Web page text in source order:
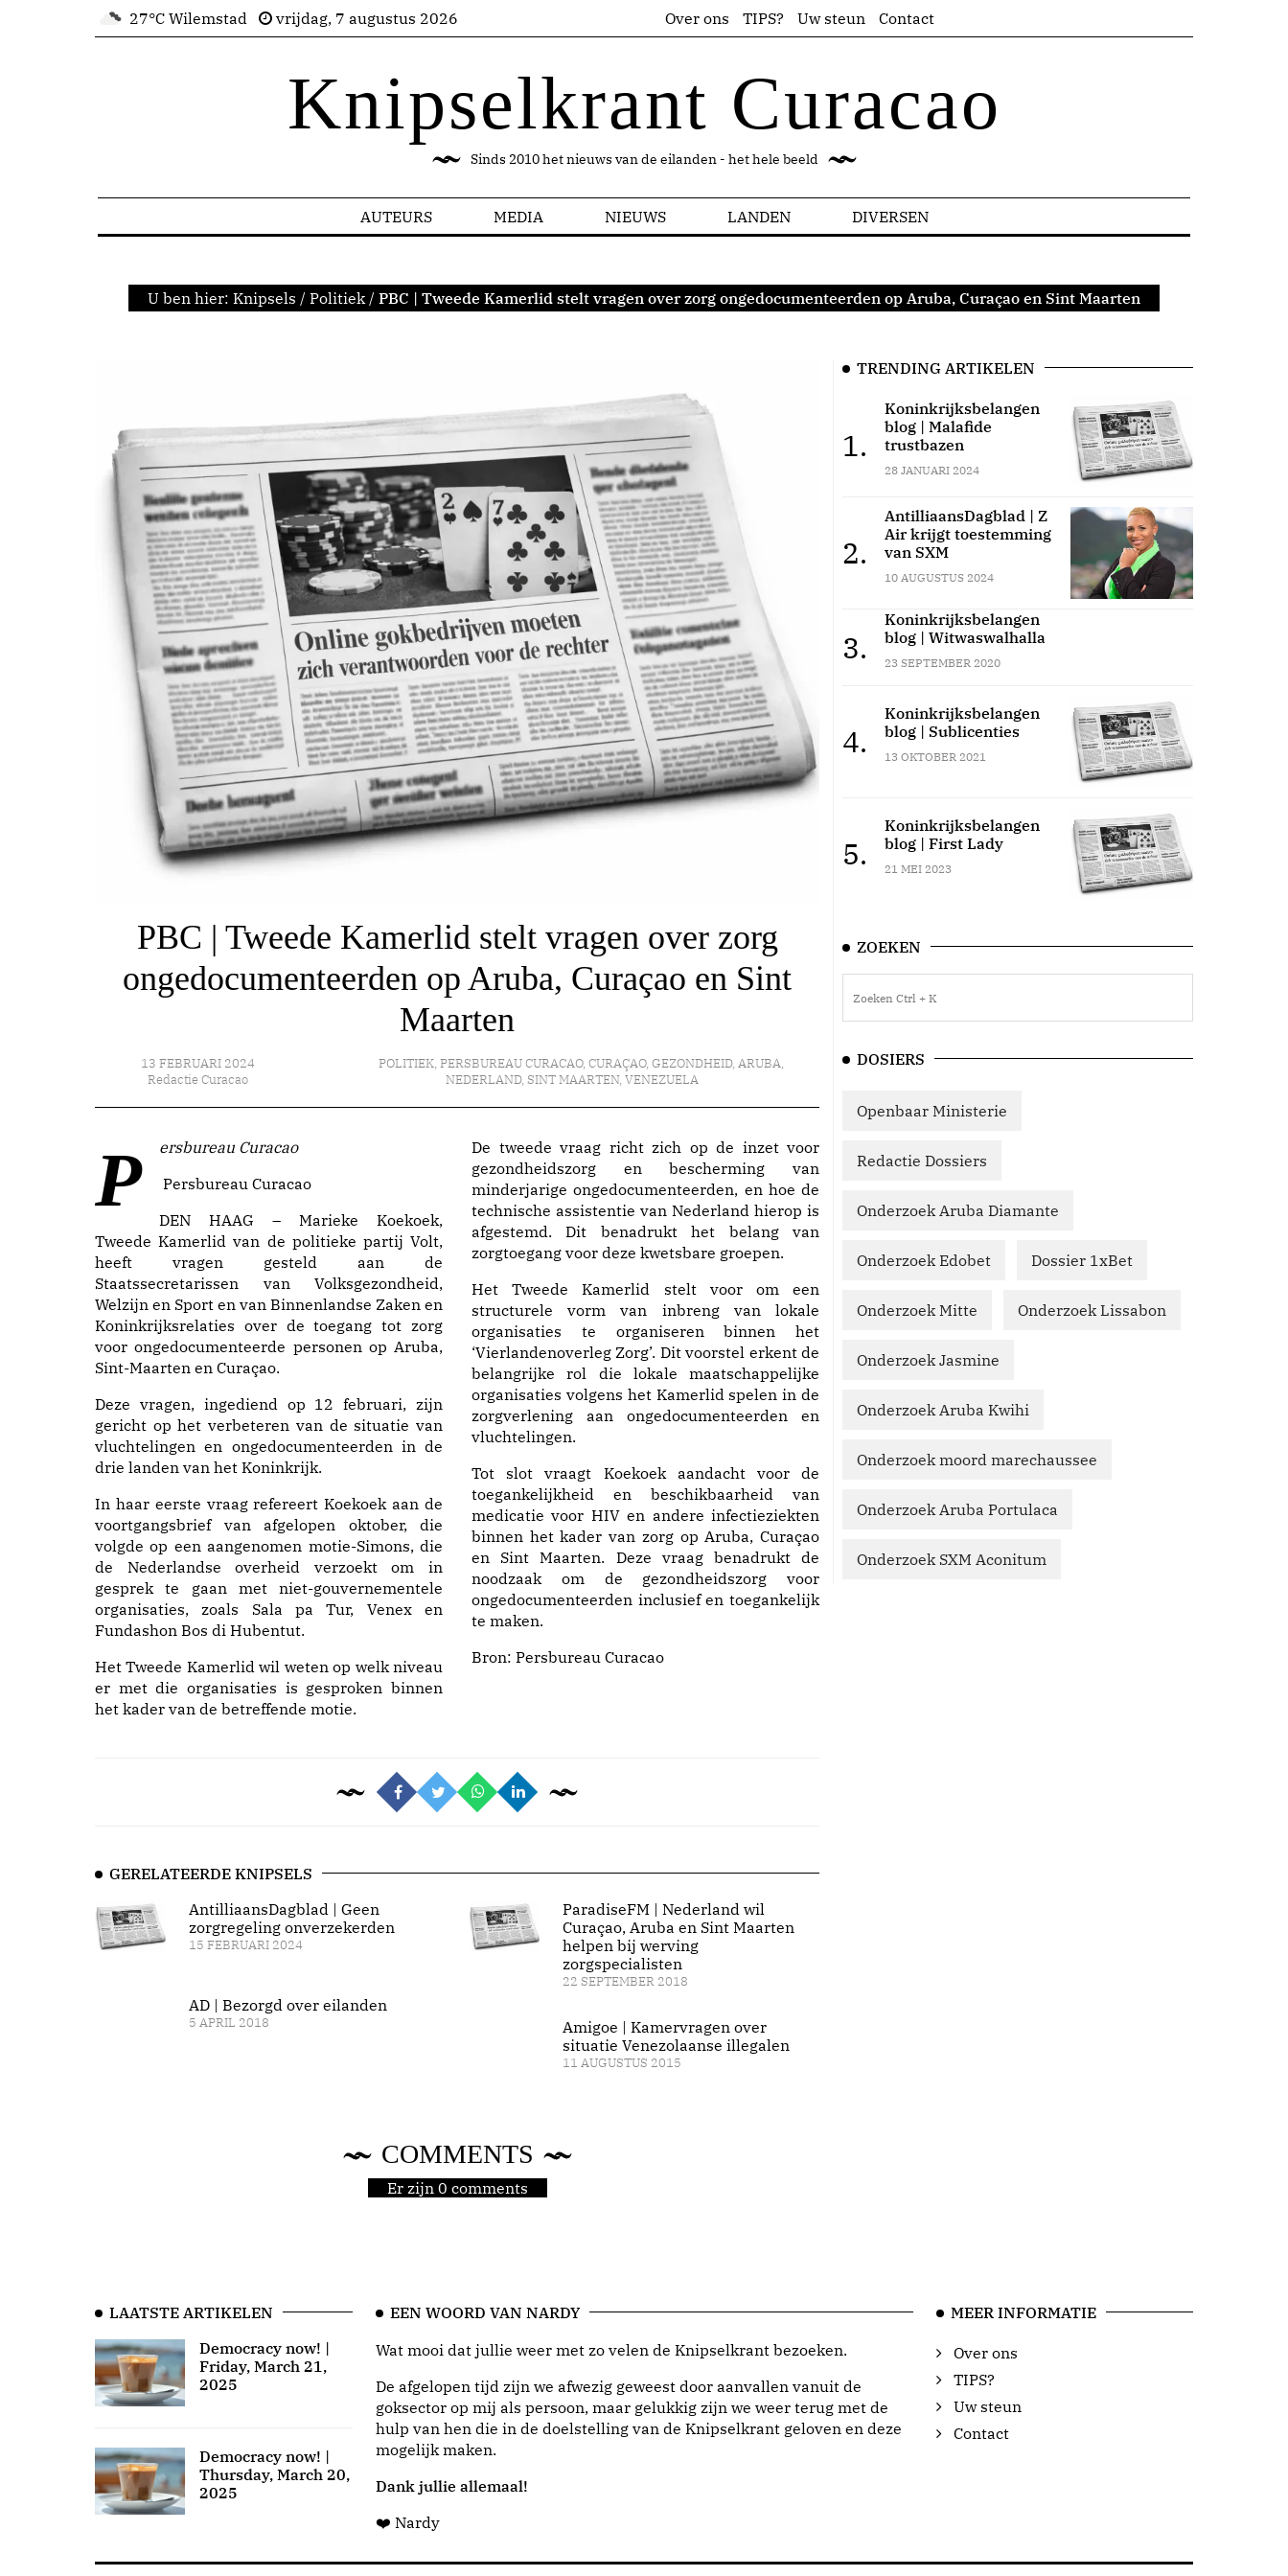
27°C Wilemstad vrijdag, 7 augustus 2026 Over ons TIPS? Uw steun Contact
Knipselkrant Curacao
Sinds 2010 het nieuws van de eilanden - het hele beeld
AUTEURS MEDIA NIEUWS LANDEN DIVERSEN
U ben hier: Knipsels / Politiek / PBC | Tweede Kamerlid stelt vragen over zorg ongedocumenteerden op Aruba, Curaçao en Sint Maarten
PBC | Tweede Kamerlid stelt vragen over zorg
ongedocumenteerden op Aruba, Curaçao en Sint
Maarten
13 FEBRUARI 2024
Redactie Curacao
POLITIEK,PERSBUREAU CURACAO,CURAÇAO,GEZONDHEID,ARUBA,
NEDERLAND, SINT MAARTEN, VENEZUELA
Persbureau Curacao
Persbureau Curacao
DEN HAAG – Marieke Koekoek,
Tweede Kamerlid van de politieke partij Volt,
heeft vragen gesteld aan de
Staatssecretarissen van Volksgezondheid,
Welzijn en Sport en van Binnenlandse Zaken en
Koninkrijksrelaties over de toegang tot zorg
voor ongedocumenteerde personen op Aruba,
Sint-Maarten en Curaçao.
Deze vragen, ingediend op 12 februari, zijn
gericht op het verbeteren van de situatie van
vluchtelingen en ongedocumenteerden in de
drie landen van het Koninkrijk.
In haar eerste vraag refereert Koekoek aan de
voortgangsbrief van afgelopen oktober, die
volgde op een aangenomen motie-Simons, die
de Nederlandse overheid verzoekt om in
gesprek te gaan met niet-gouvernementele
organisaties, zoals Sala pa Tur, Venex en
Fundashon Bos di Hubentut.
Het Tweede Kamerlid wil weten op welk niveau
er met die organisaties is gesproken binnen
het kader van de betreffende motie.
De tweede vraag richt zich op de inzet voor
gezondheidszorg en bescherming van
minderjarige ongedocumenteerden, en hoe de
technische assistentie van Nederland hierop is
afgestemd. Dit benadrukt het belang van
zorgtoegang voor deze kwetsbare groepen.
Het Tweede Kamerlid stelt voor om een
structurele vorm van inbreng van lokale
organisaties te organiseren binnen het
‘Vierlandenoverleg Zorg’. Dit voorstel erkent de
belangrijke rol die lokale maatschappelijke
organisaties volgens het Kamerlid spelen in de
zorgverlening aan ongedocumenteerden en
vluchtelingen.
Tot slot vraagt Koekoek aandacht voor de
toegankelijkheid en beschikbaarheid van
medicatie voor HIV en andere infectieziekten
binnen het kader van zorg op Aruba, Curaçao
en Sint Maarten. Deze vraag benadrukt de
noodzaak om de gezondheidszorg voor
ongedocumenteerden inclusief en toegankelijk
te maken.
Bron: Persbureau Curacao
GERELATEERDE KNIPSELS
AntilliaansDagblad | Geen
zorgregeling onverzekerden
15 FEBRUARI 2024
AD | Bezorgd over eilanden
5 APRIL 2018
ParadiseFM | Nederland wil
Curaçao, Aruba en Sint Maarten
helpen bij werving
zorgspecialisten
22 SEPTEMBER 2018
Amigoe | Kamervragen over
situatie Venezolaanse illegalen
11 AUGUSTUS 2015
COMMENTS
Er zijn 0 comments
TRENDING ARTIKELEN
1.
Koninkrijksbelangen
blog | Malafide
trustbazen
28 JANUARI 2024
2.
AntilliaansDagblad | Z
Air krijgt toestemming
van SXM
10 AUGUSTUS 2024
3.
Koninkrijksbelangen
blog | Witwaswalhalla
23 SEPTEMBER 2020
4.
Koninkrijksbelangen
blog | Sublicenties
13 OKTOBER 2021
5.
Koninkrijksbelangen
blog | First Lady
21 MEI 2023
ZOEKEN
DOSIERS
Openbaar Ministerie
Redactie Dossiers
Onderzoek Aruba Diamante
Onderzoek Edobet Dossier 1xBet
Onderzoek Mitte Onderzoek Lissabon
Onderzoek Jasmine
Onderzoek Aruba Kwihi
Onderzoek moord marechaussee
Onderzoek Aruba Portulaca
Onderzoek SXM Aconitum
LAATSTE ARTIKELEN
Democracy now! |
Friday, March 21,
2025
Democracy now! |
Thursday, March 20,
2025
EEN WOORD VAN NARDY
Wat mooi dat jullie weer met zo velen de Knipselkrant bezoeken.
De afgelopen tijd zijn we afwezig geweest door aanvallen vanuit de
goksector op mij als persoon, maar gelukkig zijn we weer terug met de
hulp van hen die in de doelstelling van de Knipselkrant geloven en deze
mogelijk maken.
Dank jullie allemaal!
❤️ Nardy
MEER INFORMATIE
Over ons
TIPS?
Uw steun
Contact